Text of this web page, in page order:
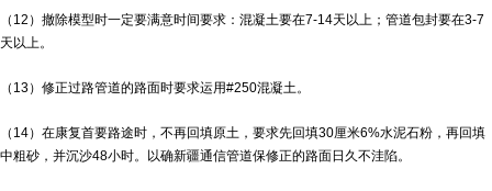
（12）撤除模型时一定要满意时间要求：混凝土要在7-14天以上；管道包封要在3-7
天以上。
（13）修正过路管道的路面时要求运用#250混凝土。
（14）在康复首要路途时，不再回填原土，要求先回填30厘米6%水泥石粉，再回填
中粗砂，并沉沙48小时。以确新疆通信管道保修正的路面日久不洼陷。